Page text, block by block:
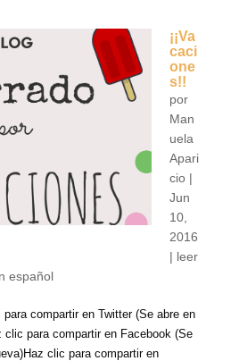
¡¡Va
caci
one
s!!
por
Man
uela
Apari
cio|
Jun
10,
2016
| leer
español
compartir en Twitter (Se abre en
clic para compartir en Facebook (Se
clic para compartir en